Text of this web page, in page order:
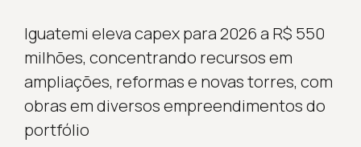
Iguatemi eleva capex para 2026 a R$ 550
milhões, concentrando recursos em
ampliações, reformas e novas torres, com
obras em diversos empreendimentos do
portfólio